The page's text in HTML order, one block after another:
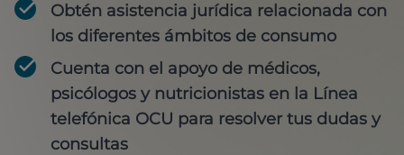
Obtén asistencia jurídica relacionada con
los diferentes ámbitos de consumo
Cuenta con el apoyo de médicos,
psicólogos y nutricionistas en la Línea
telefónica OCU para resolver tus dudas y
consultas